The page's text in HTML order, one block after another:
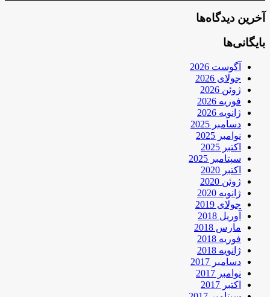
آخرین دیدگاه‌ها
بایگانی‌ها
آگوست 2026
جولای 2026
ژوئن 2026
فوریه 2026
ژانویه 2026
دسامبر 2025
نوامبر 2025
اکتبر 2025
سپتامبر 2025
اکتبر 2020
ژوئن 2020
ژانویه 2020
جولای 2019
آوریل 2018
مارس 2018
فوریه 2018
ژانویه 2018
دسامبر 2017
نوامبر 2017
اکتبر 2017